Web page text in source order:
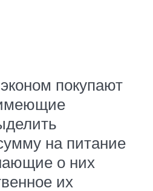
покупают
на питание
о них
их